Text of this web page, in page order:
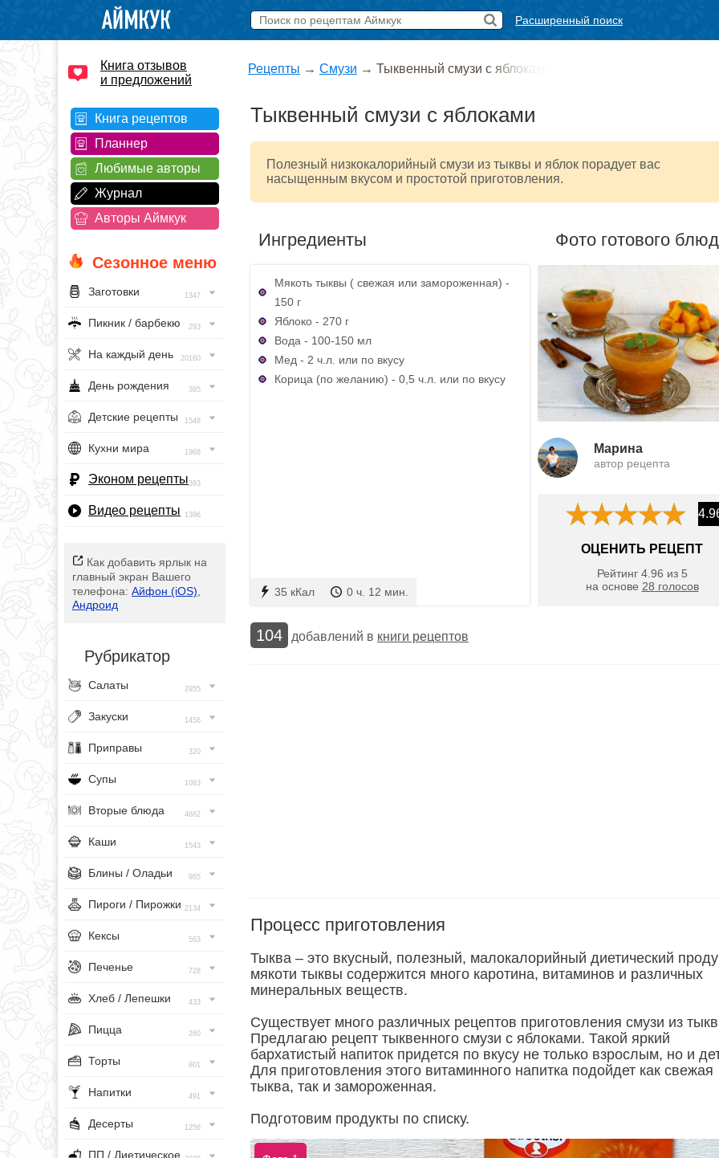
Расширенный поиск
Книга отзывов
и предложений
Книга рецептов
Планнер
Любимые авторы
Журнал
Авторы Аймкук
Сезонное меню
Заготовки 1347
Пикник / барбекю 293
На каждый день 20160
День рождения 385
Детские рецепты 1548
Кухни мира 1968
Эконом рецепты393
Видео рецепты 1396
Как добавить ярлык на
главный экран Вашего
телефона: Айфон (iOS)
Андроид
Рубрикатор
Салаты 2955
Закуски 1456
Приправы 320
Супы 1083
Вторые блюда 4682
Каши 1543
Блины / Оладьи 965
Пироги / Пирожки 2134
Кексы 563
Печенье 728
Хлеб / Лепешки 433
Пицца 260
Торты 801
Напитки 491
Десерты 1256
ПП / Диетическое
Рецепты → Смузи → Тыквенный смузи с яблоками
Тыквенный смузи с яблоками
Полезный низкокалорийный смузи из тыквы и яблок порадует вас
насыщенным вкусом и простотой приготовления.
Ингредиенты
Мякоть тыквы ( свежая или замороженная) -
150 г
Яблоко - 270 г
Вода - 100-150 мл
Мед - 2 ч.л. или по вкусу
Корица (по желанию) - 0,5 ч.л. или по вкусу
35 кКал 0 ч. 12 мин.
Фото готового
Марина
автор рецепта
ОЦЕНИТЬ РЕЦЕПТ
Рейтинг 4.96 из 5
на основе 28 голосов
104 добавлений в книги рецептов
Процесс приготовления
Тыква – это вкусный, полезный, малокалорийный диетический
мякоти тыквы содержится много каротина, витаминов и различных
минеральных веществ.
Существует много различных рецептов приготовления смузи из
Предлагаю рецепт тыквенного смузи с яблоками. Такой яркий
бархатистый напиток придется по вкусу не только взрослым, но и
Для приготовления этого витаминного напитка подойдет как свежая
тыква, так и замороженная.
Подготовим продукты по списку.